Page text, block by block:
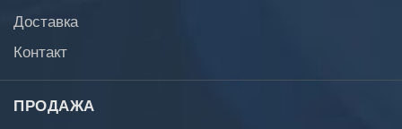
Доставка
Контакт
ПРОДАЖА